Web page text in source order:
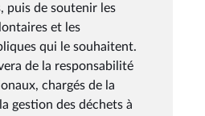
puis de soutenir les
et les
qui le souhaitent.
de la responsabilité
chargés de la
gestion des déchets à